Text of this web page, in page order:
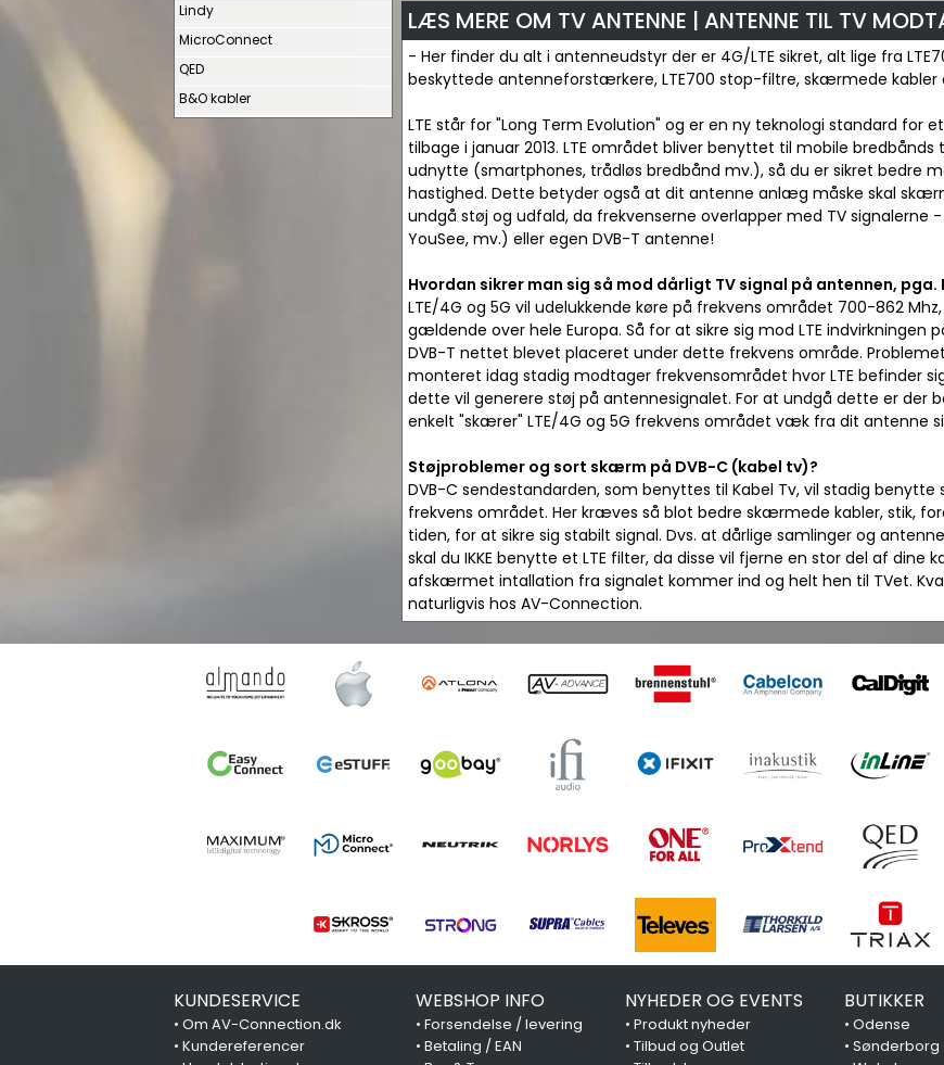
Lindy
MicroConnect
QED
B&O kabler
LÆS MERE OM TV ANTENNE | ANTENNE TIL TV
- Her finder du alt i antenneudstyr der er 4G/LTE sikret, alt lige fra
beskyttede antenneforstærkere, LTE700 stop-filtre, skærmede kabler
LTE står for "Long Term Evolution" og er en ny teknologi standard for
tilbage i januar 2013. LTE området bliver benyttet til mobile
udnytte (smartphones, trådløs bredbånd mv.), så du er sikret bedre
hastighed. Dette betyder også at dit antenne anlæg måske skal
undgå støj og udfald, da frekvenserne overlapper med TV signalerne
YouSee, mv.) eller egen DVB-T antenne!
Hvordan sikrer man sig så mod dårligt TV signal på antennen, pga.
LTE/4G og 5G vil udelukkende køre på frekvens området 700-862
gældende over hele Europa. Så for at sikre sig mod LTE indvirkningen
DVB-T nettet blevet placeret under dette frekvens område.
monteret idag stadig modtager frekvensområdet hvor LTE befinder
dette vil generere støj på antennesignalet. For at undgå dette er der
enkelt "skærer" LTE/4G og 5G frekvens området væk fra dit antenne
Støjproblemer og sort skærm på DVB-C (kabel tv)?
DVB-C sendestandarden, som benyttes til Kabel Tv, vil stadig benytte
frekvens området. Her kræves så blot bedre skærmede kabler, stik,
tiden, for at sikre sig stabilt signal. Dvs. at dårlige samlinger og
skal du IKKE benytte et LTE filter, da disse vil fjerne en stor del af
afskærmet intallation fra signalet kommer ind og helt hen til TVet.
naturligvis hos AV-Connection.
KUNDESERVICE
• Om AV-Connection.dk
• Kundereferencer
WEBSHOP INFO
• Forsendelse / levering
• Betaling / EAN
NYHEDER OG EVENTS
• Produkt nyheder
• Tilbud og Outlet
BUTIKKER
•Odense
•Sønderborg